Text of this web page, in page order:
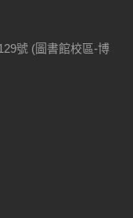
號 (圖書館校區-博